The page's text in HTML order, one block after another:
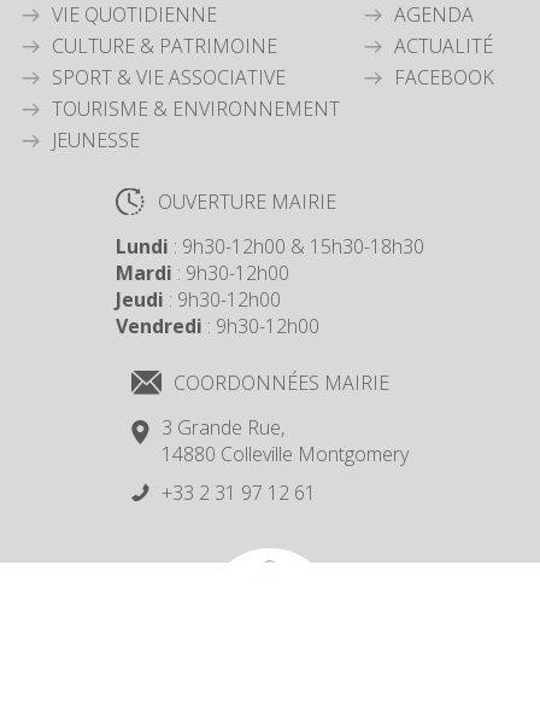
VIE QUOTIDIENNE
CULTURE & PATRIMOINE
SPORT & VIE ASSOCIATIVE
TOURISME & ENVIRONNEMENT
JEUNESSE
AGENDA
ACTUALITÉ
FACEBOOK
OUVERTURE MAIRIE
Lundi : 9h30-12h00 & 15h30-18h30
Mardi : 9h30-12h00
Jeudi : 9h30-12h00
Vendredi : 9h30-12h00
COORDONNÉES MAIRIE
3 Grande Rue,
14880 Colleville Montgomery
+33 2 31 97 12 61